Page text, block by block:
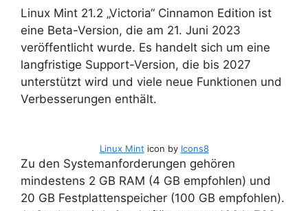
Linux Mint 21.2 „Victoria“ Cinnamon Edition ist
eine Beta-Version, die am 21. Juni 2023
veröffentlicht wurde. Es handelt sich um eine
langfristige Support-Version, die bis 2027
unterstützt wird und viele neue Funktionen und
Verbesserungen enthält.
Linux Mint icon by Icons8
Zu den Systemanforderungen gehören
mindestens 2 GB RAM (4 GB empfohlen) und
20 GB Festplattenspeicher (100 GB empfohlen).